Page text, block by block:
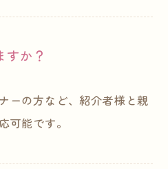
すか？
ーの方など、紹介者様と親
可能です。